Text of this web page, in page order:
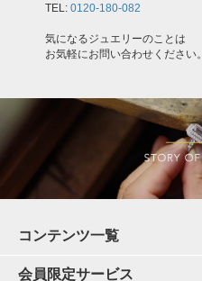
TEL: 0120-180-082
気になるジュエリーのことは
お気軽にお問い合わせください。
コンテンツ一覧
会員限定サービス